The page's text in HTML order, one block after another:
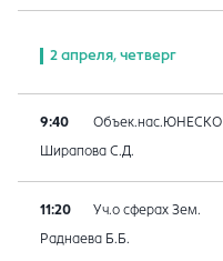
2 апреля, четверг
9:40 Объек.нас.ЮНЕСКО
Ширапова С.Д.
11:20 Уч.о сферах Зем.
Раднаева Б.Б.